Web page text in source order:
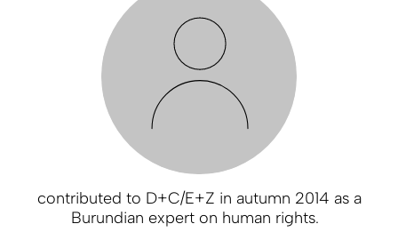
contributed to D+C/E+Z in autumn 2014 as a
Burundian expert on human rights.